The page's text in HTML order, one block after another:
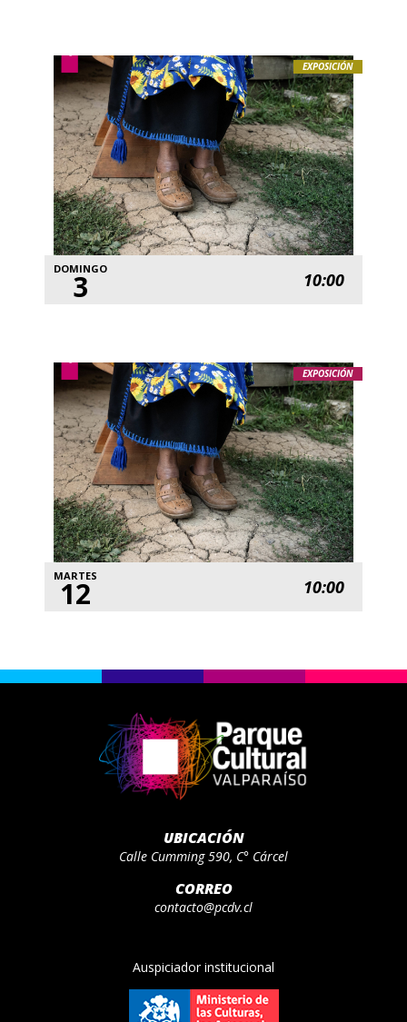
EXPOSICIÓN
DOMINGO
3 10:00
EXPOSICIÓN
MARTES
12 10:00
UBICACIÓN
Calle Cumming 590, C° Cárcel
CORREO
contacto@pcdv.cl
Auspiciador institucional